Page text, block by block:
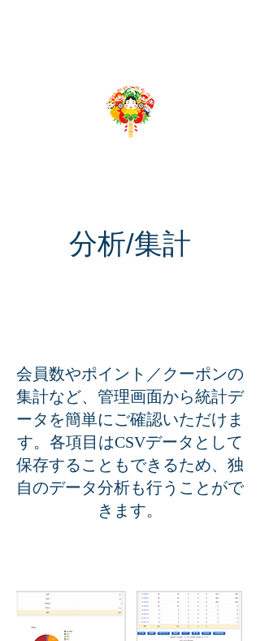
分析/集計
会員数やポイント／クーポンの
集計など、管理画面から統計デ
ータを簡単にご確認いただけま
す。各項目はCSVデータとして
保存することもできるため、独
自のデータ分析も行うことがで
きます。